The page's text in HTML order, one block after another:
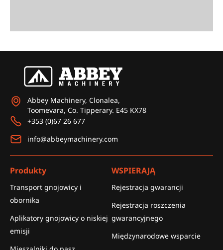
Abbey Machinery, Clonalea,
Toomevara, Co. Tipperary. E45 KX78
+353 (0)67 26 677
info@abbeymachinery.com
Produkty
Transport gnojowicy i
obornika
Aplikatory gnojowicy o niskiej
emisji
WSPIERAJĄ
Rejestracja gwarancji
Rejestracja roszczenia
gwarancyjnego
Międzynarodowe wsparcie